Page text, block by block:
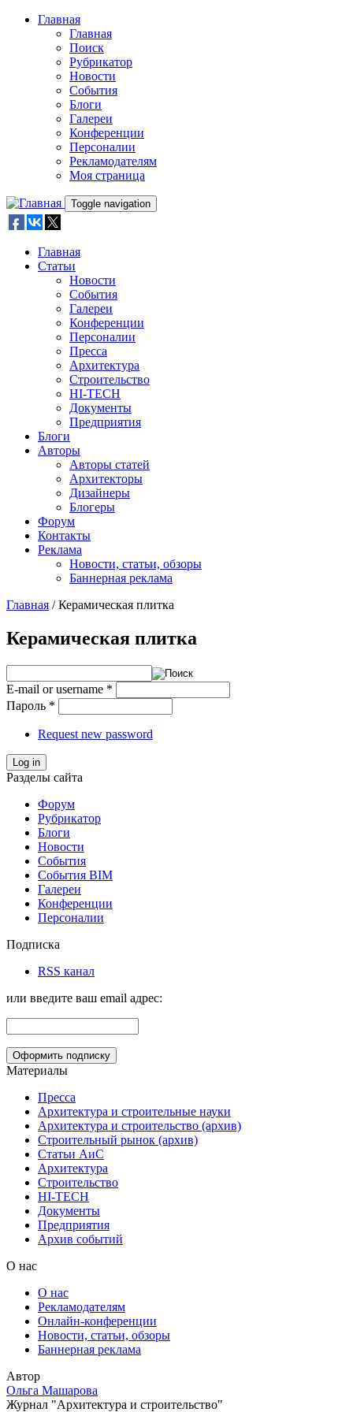
Skip to main content
Главная
Главная
Поиск
Рубрикатор
Новости
События
Блоги
Галереи
Конференции
Персоналии
Рекламодателям
Моя страница
Toggle navigation
Главная
Статьи
Новости
События
Галереи
Конференции
Персоналии
Пресса
Архитектура
Строительство
HI-TECH
Документы
Предприятия
Блоги
Авторы
Авторы статей
Архитекторы
Дизайнеры
Блогеры
Форум
Контакты
Реклама
Новости, статьи, обзоры
Баннерная реклама
Главная / Керамическая плитка
Керамическая плитка
E-mail or username *
Пароль *
Request new password
Log in
Разделы сайта
Форум
Рубрикатор
Блоги
Новости
События
События BIM
Галереи
Конференции
Персоналии
Подписка
RSS канал
или введите ваш email адрес:
Материалы
Пресса
Архитектура и строительные науки
Архитектура и строительство (архив)
Строительный рынок (архив)
Статьи АиС
Архитектура
Строительство
HI-TECH
Документы
Предприятия
Архив событий
О нас
О нас
Рекламодателям
Онлайн-конференции
Новости, статьи, обзоры
Баннерная реклама
Автор
Ольга Машарова
Журнал "Архитектура и строительство"